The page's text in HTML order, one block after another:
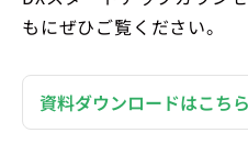
もにぜひご覧ください。
資料ダウンロードはこちら